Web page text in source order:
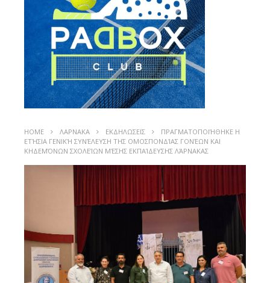
HOME ΛΑΡΝΑΚΑ ΕΚΔΗΛΩΣΕΙΣ
ΠΡΑΓΜΑΤΟΠΟΙΉΘΗΚΕ Η
ΕΤΉΣΙΑ ΓΕΝΙΚΉ ΣΥΝΈΛΕΥΣΗ ΤΗΣ ΟΜΟΣΠΟΝΔΊΑΣ ΓΟΝΈΩΝ ΚΑΙ
ΚΗΔΕΜΌΝΩΝ ΣΧΟΛΕΊΩΝ ΜΈΣΗΣ ΕΚΠΑΊΔΕΥΣΗΣ ΛΆΡΝΑΚΑΣ